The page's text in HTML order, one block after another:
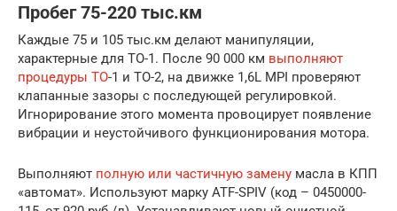
Пробег 75-220 тыс.км
Каждые 75 и 105 тыс.км делают манипуляции,
характерные для ТО-1. После 90 000 км выполняют
процедуры ТО-1 и ТО-2, на движке 1,6L MPI проверяют
клапанные зазоры с последующей регулировкой.
Игнорирование этого момента провоцирует появление
вибрации и неустойчивого функционирования мотора.
Выполняют полную или частичную замену масла в КПП
«автомат». Используют марку ATF-SPIV (код – 0450000-